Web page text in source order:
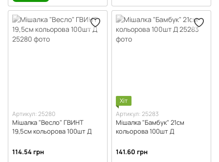
Артикул: 25280
Мішалка "Весло" ГВИНТ
19,5см кольорова 100шт Д
114.54 грн
Хіт
Артикул: 25283
Мішалка "Бамбук" 21см
кольорова 100шт Д
141.60 грн